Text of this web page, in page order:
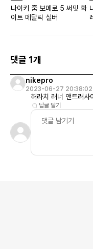
나이키 줌 보메로 5 써밋 화
이트 메탈릭 실버
댓글 1개
nikepro
2023-06-27 20:38:02
허라치 러너 앤트러사
답글 달기